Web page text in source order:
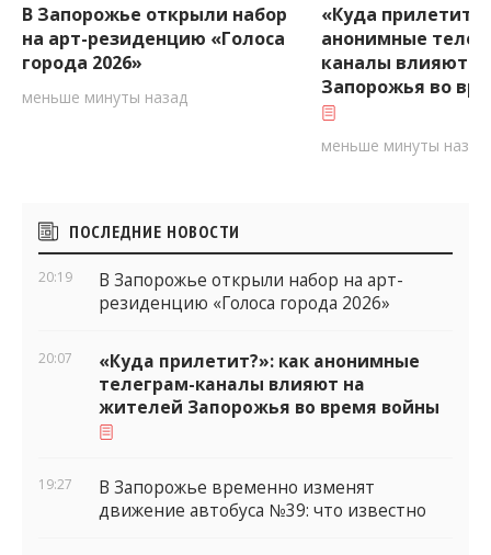
В Запорожье открыли набор
на арт-резиденцию «Голоса
города 2026»
меньше минуты назад
«Куда
анонимные
каналы влияют
Запорожья во
меньше минуты назад
Боковые
виджеты
ПОСЛЕДНИЕ НОВОСТИ
20:19
В Запорожье открыли набор на арт-
резиденцию «Голоса города 2026»
20:07
«Куда прилетит?»: как анонимные
телеграм-каналы влияют на
жителей Запорожья во время войны
19:27
В Запорожье временно изменят
движение автобуса №39: что известно